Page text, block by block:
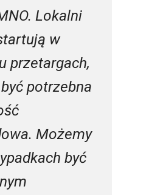
Lokalni
w
przetargach,
potrzebna
Możemy
być